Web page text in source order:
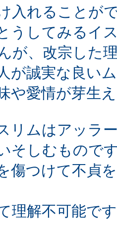
入れることが
うしてみるイ
が、改宗した
が誠実な良い
や愛情が芽生
リムはアッラ
そしむもので
傷つけて不貞
理解不可能で